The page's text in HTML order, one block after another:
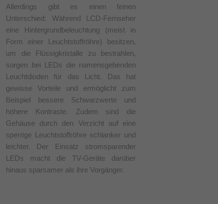
Allerdings gibt es einen feinen
Unterschied: Während LCD-Fernseher
eine Hintergrundbeleuchtung (meist in
Form einer Leuchtstoffröhre) besitzen,
um die Flüssigkristalle zu bestrahlen,
sorgen bei LEDs die namensgebenden
Leuchtdioden für das Licht. Das hat
gewisse Vorteile und ermöglicht zum
Beispiel bessere Schwarzwerte und
höhere Kontraste. Zudem sind die
Gehäuse durch den Verzicht auf eine
sperrige Leuchtstoffröhre schlanker und
leichter. Der Einsatz stromsparender
LEDs macht die TV-Geräte darüber
hinaus sparsamer als ihre Vorgänger.